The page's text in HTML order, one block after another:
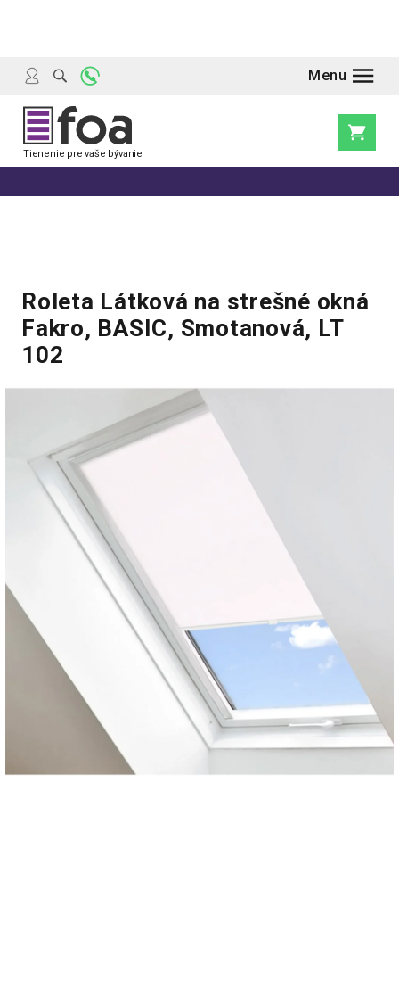
Roleta Látková na strešné okná
Fakro, BASIC, Smotanová, LT
102